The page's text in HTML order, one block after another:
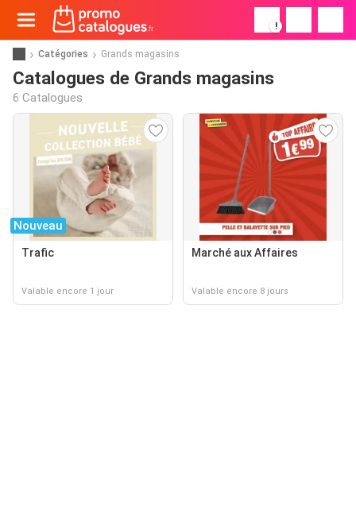
!
Catégories Grands magasins
Catalogues de Grands magasins
6 Catalogues
Nouveau
Trafic
Valable encore 1 jour
Marché aux Affaires
Valable encore 8 jours